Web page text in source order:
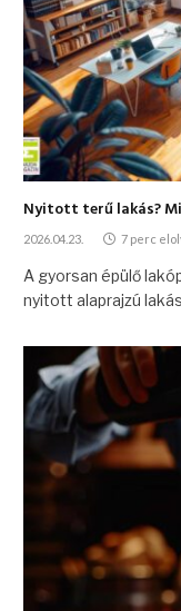
Nyitott terű lakás?
2026.04.23. 7 perc
A gyorsan épülő
nyitott alaprajzú